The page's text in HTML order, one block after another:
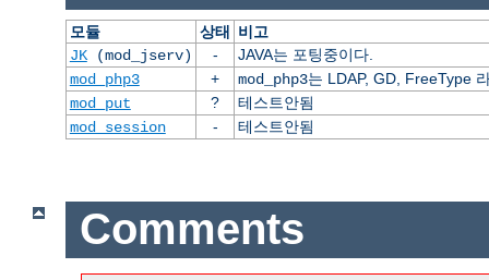
모듈 상태 비고
JK(mod_jserv) -
JAVA는 포팅중이다.
mod_php3
+ mod_php3는 LDAP, GD, FreeType
mod_put
?
테스트안됨
mod_session
- 테스트안됨
Comments